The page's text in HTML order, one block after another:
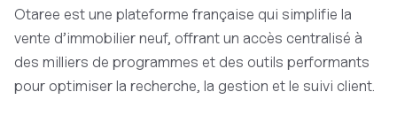
Otaree est une plateforme française qui simplifie la
vente d’immobilier neuf, offrant un accès centralisé à
des milliers de programmes et des outils performants
pour optimiser la recherche, la gestion et le suivi client.